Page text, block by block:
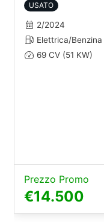
USATO
2/2024
Elettrica/Benzina
69 CV (51 KW)
Prezzo Promo
€14.500